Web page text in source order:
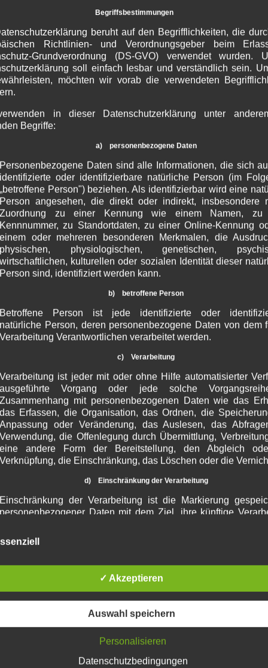
März 2010
Januar 2010
Oktober 2009
September
Juli 2009
Februar 2009
Januar 2009
Oktober 2008
September
August 2008
April 2008
kostenlose
Kunstwerk
andere
Matthias
Fliegendes
Markgraf
Begriffsbestimmungen
beruht auf den Begrifflichkeiten, die
Richtlinien- und Verordnungsgeber beim
Grundverordnung (DS-GVO) verwendet wurden.
soll einfach lesbar und verständlich sein.
möchten wir vorab die verwendeten
in dieser Datenschutzerklärung unter
Begriffe:
a) personenbezogene Daten
Personenbezogene Daten sind alle Informationen, die sich
identifizierte oder identifizierbare natürliche Person (im
„betroffene Person") beziehen. Als identifizierbar wird eine
Person angesehen, die direkt oder indirekt, insbesondere
Zuordnung zu einer Kennung wie einem Namen, zu
Kennnummer, zu Standortdaten, zu einer Online-Kennung
einem oder mehreren besonderen Merkmalen, die
physischen, physiologischen, genetischen,
wirtschaftlichen, kulturellen oder sozialen Identität dieser
Person sind, identifiziert werden kann.
b) betroffene Person
Betroffene Person ist jede identifizierte oder
natürliche Person, deren personenbezogene Daten von dem
Verarbeitung Verantwortlichen verarbeitet werden.
c) Verarbeitung
Verarbeitung ist jeder mit oder ohne Hilfe automatisierter
ausgeführte Vorgang oder jede solche
Zusammenhang mit personenbezogenen Daten wie das
das Erfassen, die Organisation, das Ordnen, die
Anpassung oder Veränderung, das Auslesen, das
Verwendung, die Offenlegung durch Übermittlung,
eine andere Form der Bereitstellung, den Abgleich
Verknüpfung, die Einschränkung, das Löschen oder die
d) Einschränkung der Verarbeitung
Einschränkung der Verarbeitung ist die Markierung
personenbezogener Daten mit dem Ziel, ihre künftige
Profiling ist jede Art der automatisierten
personenbezogener Daten, die darin besteht, dass
persönliche Aspekte, die sich auf eine natürliche Person
zu bewerten, insbesondere, um Aspekte bezüglich
Zuverlässigkeit, Verhalten, Aufenthaltsort oder Ortswechsel
natürlichen Person zu analysieren oder vorherzusagen.
✓ Akzeptieren
Auswahl speichern
Personalisieren
Datenschutzbedingungen